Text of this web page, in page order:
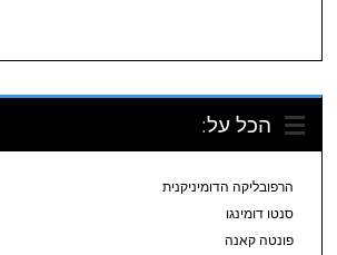
הכל על:
הרפובליקה הדומיניקנית
סנטו דומינגו
פונטה קאנה